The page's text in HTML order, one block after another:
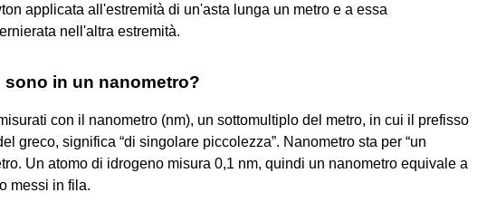
applicata all'estremità di un'asta lunga un metro e a essa
nell'altra estremità.
sono in un nanometro?
con il nanometro (nm), un sottomultiplo del metro, in cui il prefisso
greco, significa “di singolare piccolezza”. Nanometro sta per “un
Un atomo di idrogeno misura 0,1 nm, quindi un nanometro equivale a
messi in fila.